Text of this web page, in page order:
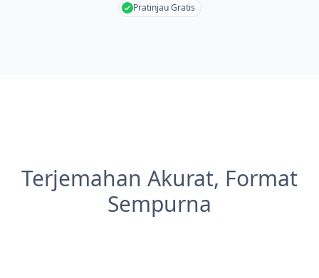
Pratinjau Gratis
Terjemahan Akurat, Format
Sempurna